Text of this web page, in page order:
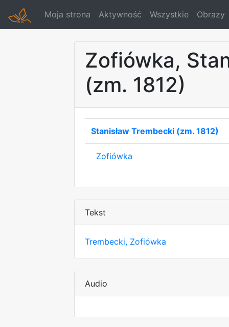
Moja strona Aktywność Wszystkie Obrazy
Zofiówka,
(zm. 1812)
Stanisław Trembecki (zm. 1812)
Zofiówka
Tekst
Trembecki, Zofiówka
Audio